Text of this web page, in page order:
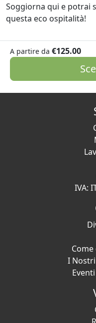
Soggiorna qui e potrai
questa eco ospitalità!
A partire da €125.00
IVA:
I